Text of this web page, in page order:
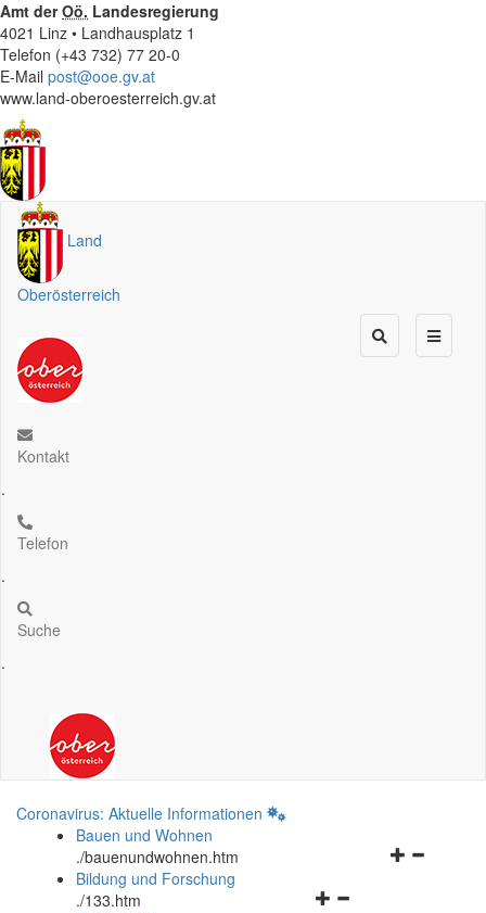
Amt derOö. Landesregierung
4021 Linz • Landhausplatz 1
Telefon (+43 732) 77 20-0
E-Mail post@ooe.gv.at
www.land-oberoesterreich.gv.at
Land
Oberösterreich
Kontakt
.
Telefon
.
Suche
.
Coronavirus: Aktuelle Informationen
Bauen und Wohnen
./bauenundwohnen.htm
Navigationsmenü
Bildung und Forschung
./133.htm